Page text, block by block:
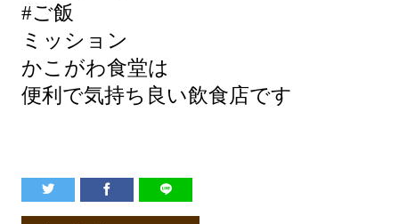
#ご飯
ミッション
かこがわ食堂は
便利で気持ち良い飲食店です